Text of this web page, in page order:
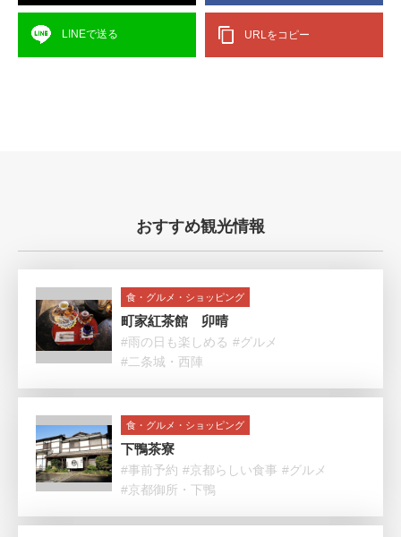
LINEで送る URLをコピー
おすすめ観光情報
食・グルメ・ショッピング
町家紅茶館 卯晴
#雨の日も楽しめる #グルメ
#二条城・西陣
食・グルメ・ショッピング
下鴨茶寮
#事前予約 #京都らしい食事 #グルメ
#京都御所・下鴨